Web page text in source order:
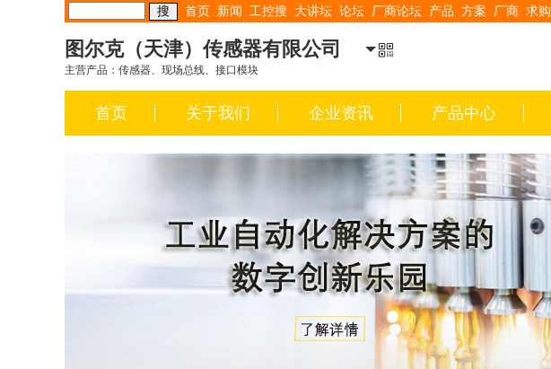
首页 新闻 工控搜 大讲坛 论坛 厂商论坛 产品 方案 厂商 求购
图尔克（天津）传感器有限公司
主营产品：传感器、现场总线、接口模块
首页 关于我们 企业资讯 产品中心